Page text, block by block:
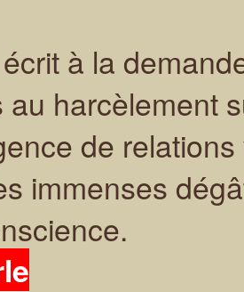
à la
au harcèlement
de
immenses